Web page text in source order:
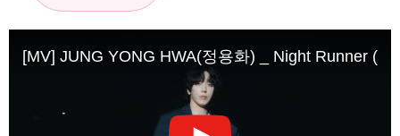
[MV] JUNG YONG HWA(정용화) _ Night Runner